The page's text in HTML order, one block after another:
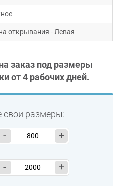
открывания - Левая
заказ под размеры
от4 рабочих дней.
свои размеры:
- +
- +